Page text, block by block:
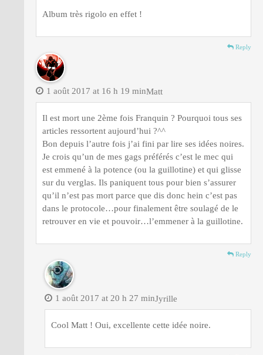
Album très rigolo en effet !
Reply
Matt
1 août 2017 at 16 h 19 min
Il est mort une 2ème fois Franquin ? Pourquoi tous ses
articles ressortent aujourd’hui ?^^
Bon depuis l’autre fois j’ai fini par lire ses idées noires.
Je crois qu’un de mes gags préférés c’est le mec qui
est emmené à la potence (ou la guillotine) et qui glisse
sur du verglas. Ils paniquent tous pour bien s’assurer
qu’il n’est pas mort parce que dis donc hein c’est pas
dans le protocole…pour finalement être soulagé de le
retrouver en vie et pouvoir…l’emmener à la guillotine.
Reply
Jyrille
1 août 2017 at 20 h 27 min
Cool Matt ! Oui, excellente cette idée noire.